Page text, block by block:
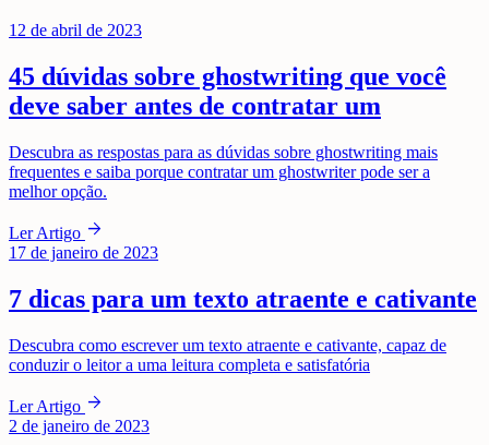
12 de abril de 2023
45 dúvidas sobre ghostwriting que você
deve saber antes de contratar um
Descubra as respostas para as dúvidas sobre ghostwriting mais
frequentes e saiba porque contratar um ghostwriter pode ser a
melhor opção.
Ler Artigo arrow_forward
17 de janeiro de 2023
7 dicas para um texto atraente e cativante
Descubra como escrever um texto atraente e cativante, capaz de
conduzir o leitor a uma leitura completa e satisfatória
Ler Artigo arrow_forward
2 de janeiro de 2023